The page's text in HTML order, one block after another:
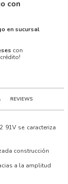
con
en sucursal
con
REVIEWS
91V se caracteriza
construcción
a la amplitud